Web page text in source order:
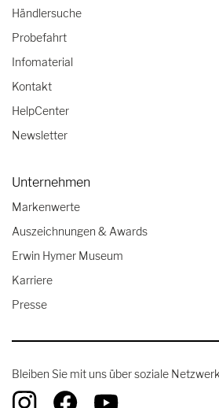
Händlersuche
Probefahrt
Infomaterial
Kontakt
HelpCenter
Newsletter
Unternehmen
Markenwerte
Auszeichnungen & Awards
Erwin Hymer Museum
Karriere
Presse
Bleiben Sie mit uns über soziale